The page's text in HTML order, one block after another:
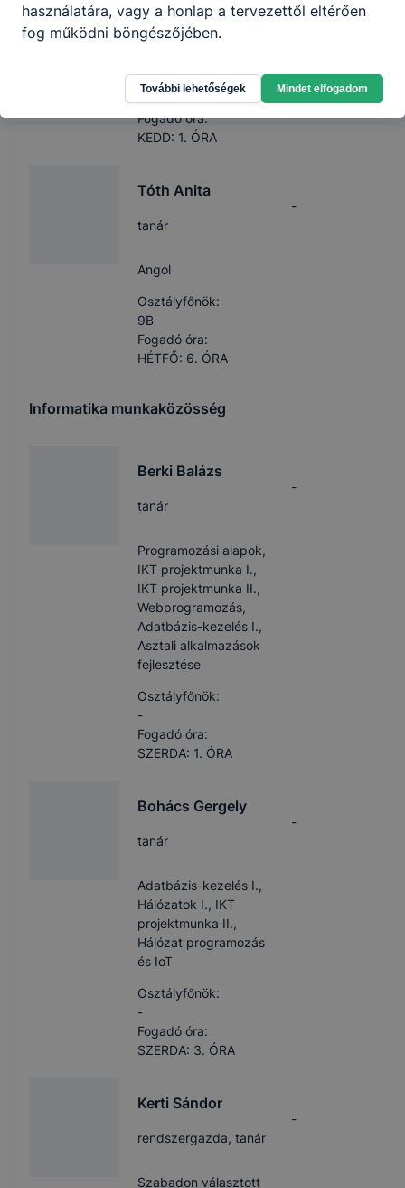
Angol, Szakmai angol
nyelv, Munkavállalói
Osztályfőnök:
-
Fogadó óra:
KEDD: 1. ÓRA
Tóth Anita
tanár
Angol
-
Osztályfőnök:
9B
Fogadó óra:
HÉTFŐ: 6. ÓRA
Informatika munkaközösség
Berki Balázs
tanár
Programozási alapok,
IKT projektmunka I.,
IKT projektmunka II.,
Webprogramozás,
Adatbázis-kezelés I.,
Asztali alkalmazások
fejlesztése
-
Osztályfőnök:
-
Fogadó óra:
SZERDA: 1. ÓRA
Bohács Gergely
tanár
Adatbázis-kezelés I.,
Hálózatok I., IKT
projektmunka II.,
Hálózat programozás
és IoT
-
Osztályfőnök:
-
Fogadó óra:
SZERDA: 3. ÓRA
Kerti Sándor
rendszergazda, tanár
Szabadon választott
-
használatára, vagy a honlap a tervezettől eltérően
fog működni böngészőjében.
További lehetőségek Mindet elfogadom